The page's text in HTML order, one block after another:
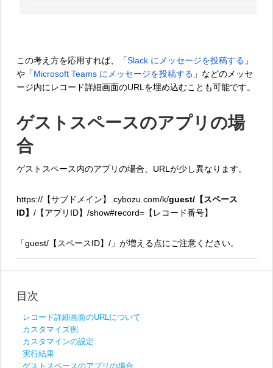
この考え方を応用すれば、「Slack にメッセージを投稿する 」
や「Microsoft Teams にメッセージを投稿する 」などのメッセ
ージ内にレコード詳細画面のURLを埋め込むことも可能です。
ゲストスペースのアプリの場
合
ゲストスペース内のアプリの場合、URLが少し異なります。
https://【サブドメイン】.cybozu.com/k/guest/【スペース
ID】 /【アプリID】/show#record=【レコード番号】
「guest/【スペースID】/」が増える点にご注意ください。
目次
レコード詳細画面のURLについて
カスタマイズ例
カスタマインの設定
実行結果
ゲストスペースのアプリの場合